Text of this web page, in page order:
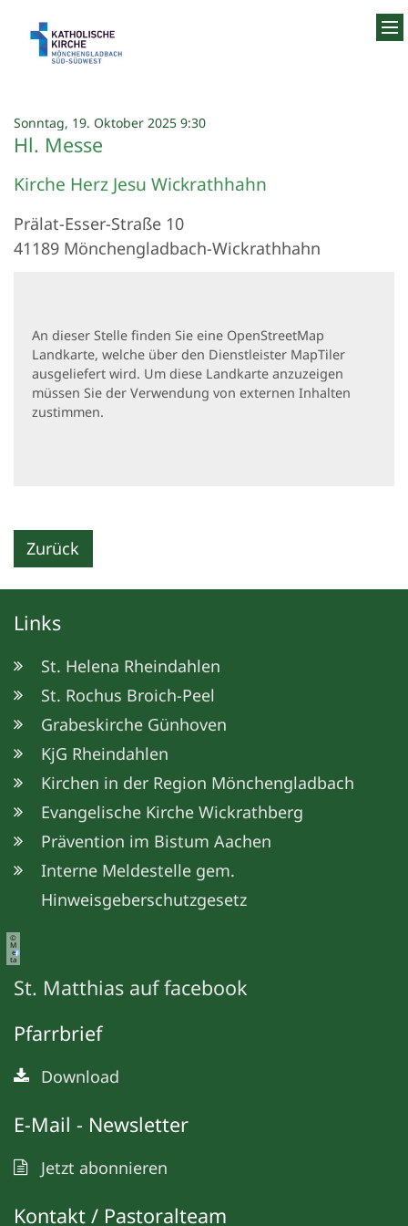
Sonntag, 19. Oktober 2025 9:30:
Hl. Messe
Kirche Herz Jesu Wickrathhahn
Prälat-Esser-Straße 10
41189 Mönchengladbach-Wickrathhahn
An dieser Stelle finden Sie eine OpenStreetMap
Landkarte, welche über den Dienstleister MapTiler
ausgeliefert wird. Um diese Landkarte anzuzeigen
müssen Sie der Verwendung von externen Inhalten
zustimmen.
Zurück
Links
St. Helena Rheindahlen
St. Rochus Broich-Peel
Grabeskirche Günhoven
KjG Rheindahlen
Kirchen in der Region Mönchengladbach
Evangelische Kirche Wickrathberg
Prävention im Bistum Aachen
Interne Meldestelle gem.
Hinweisgeberschutzgesetz
©
M
e
ta
St. Matthias auf facebook
Pfarrbrief
Download
E-Mail - Newsletter
Jetzt abonnieren
Kontakt / Pastoralteam